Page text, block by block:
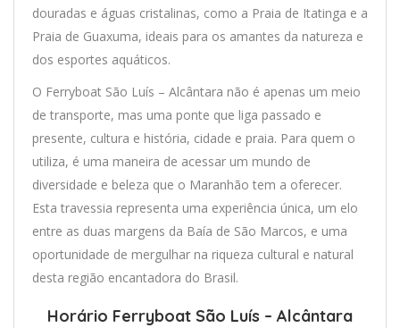
douradas e águas cristalinas, como a Praia de Itatinga e a
Praia de Guaxuma, ideais para os amantes da natureza e
dos esportes aquáticos.
O Ferryboat São Luís – Alcântara não é apenas um meio
de transporte, mas uma ponte que liga passado e
presente, cultura e história, cidade e praia. Para quem o
utiliza, é uma maneira de acessar um mundo de
diversidade e beleza que o Maranhão tem a oferecer.
Esta travessia representa uma experiência única, um elo
entre as duas margens da Baía de São Marcos, e uma
oportunidade de mergulhar na riqueza cultural e natural
desta região encantadora do Brasil.
Horário Ferryboat São Luís – Alcântara